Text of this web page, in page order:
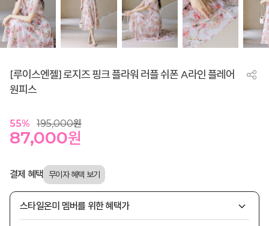
[루이스엔젤] 로지즈 핑크 플라워 러플 쉬폰 A라인 플레어
원피스
55% 195,000원
87,000원
결제 혜택
스타일온미 멤버를 위한 혜택가